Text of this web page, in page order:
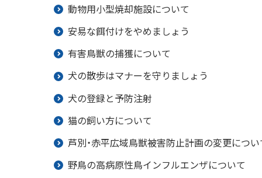
動物用小型焼却施設について
安易な餌付けをやめましょう
有害鳥獣の捕獲について
犬の散歩はマナーを守りましょう
犬の登録と予防注射
猫の飼い方について
芦別・赤平広域鳥獣被害防止計画の変更につ
野鳥の高病原性鳥インフルエンザについて